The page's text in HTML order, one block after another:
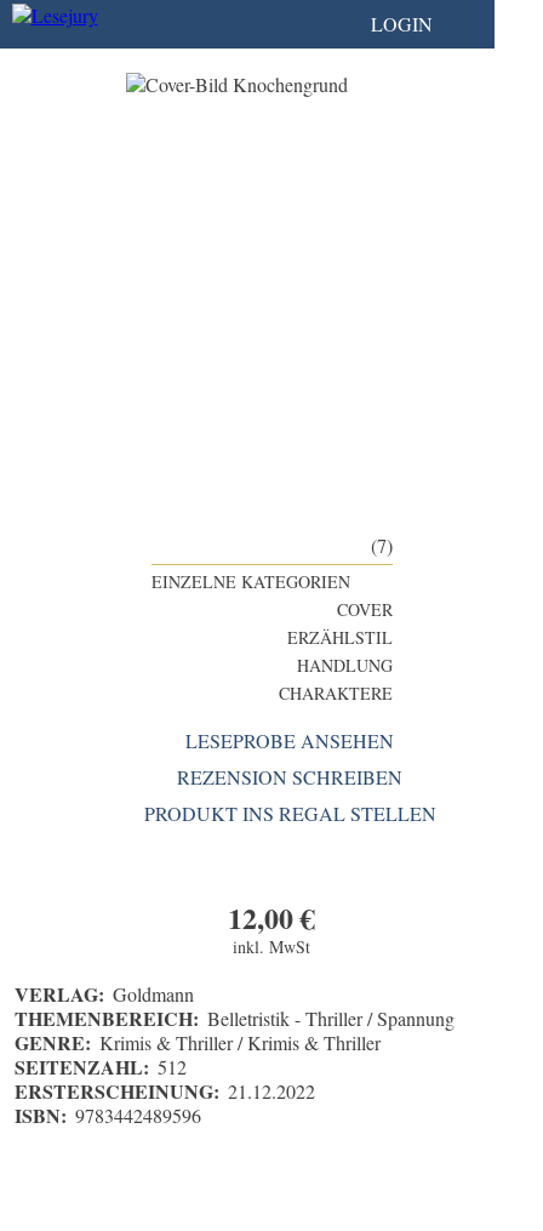
LOGIN
(7)
EINZELNE KATEGORIEN
COVER
ERZÄHLSTIL
HANDLUNG
CHARAKTERE
LESEPROBE ANSEHEN
REZENSION SCHREIBEN
PRODUKT INS REGAL STELLEN
12,00€
inkl. MwSt
VERLAG: Goldmann
THEMENBEREICH: Belletristik - Thriller / Spannung
GENRE: Krimis & Thriller / Krimis & Thriller
SEITENZAHL: 512
ERSTERSCHEINUNG: 21.12.2022
ISBN: 9783442489596